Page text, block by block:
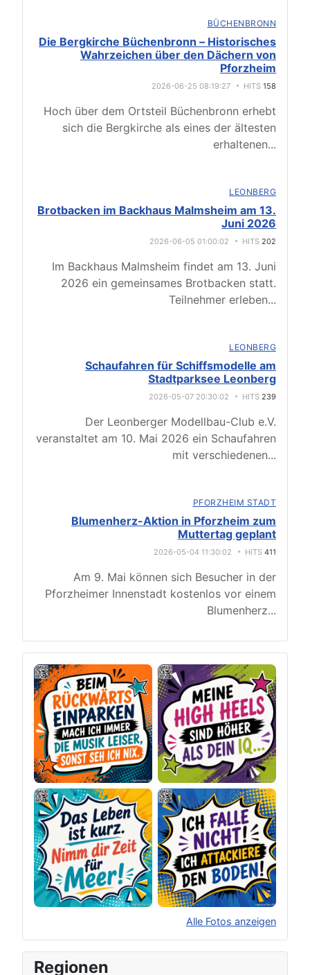
BÜCHENBRONN
Die Bergkirche Büchenbronn – Historisches
Wahrzeichen über den Dächern von
Pforzheim
2026-06-25 08:19:27 HITS 158
Hoch über dem Ortsteil Büchenbronn erhebt
sich die Bergkirche als eines der ältesten
erhaltenen...
LEONBERG
Brotbacken im Backhaus Malmsheim am 13.
Juni 2026
2026-06-05 01:00:02 HITS 202
Im Backhaus Malmsheim findet am 13. Juni
2026 ein gemeinsames Brotbacken statt.
Teilnehmer erleben...
LEONBERG
Schaufahren für Schiffsmodelle am
Stadtparksee Leonberg
2026-05-07 20:30:02 HITS 239
Der Leonberger Modellbau-Club e.V.
veranstaltet am 10. Mai 2026 ein Schaufahren
mit verschiedenen...
PFORZHEIM STADT
Blumenherz-Aktion in Pforzheim zum
Muttertag geplant
2026-05-04 11:30:02 HITS 411
Am 9. Mai können sich Besucher in der
Pforzheimer Innenstadt kostenlos vor einem
Blumenherz...
Alle Fotos anzeigen
Original herunterladen
Regionen